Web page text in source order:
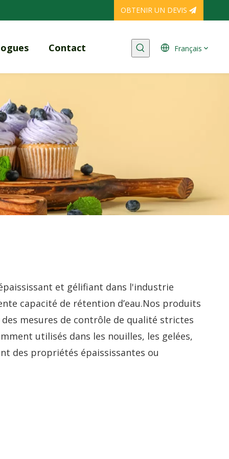
OBTENIR UN DEVIS
Contact Français
et gélifiant dans l'industrie
capacité de rétention d’eau.Nos produits
mesures de contrôle de qualité strictes
utilisés dans les nouilles, les gelées,
des propriétés épaississantes ou